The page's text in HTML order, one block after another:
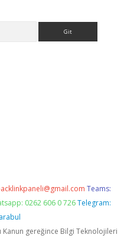
Teams:
0262 606 0 726 Telegram:
Kanun gereğince Bilgi Teknolojileri